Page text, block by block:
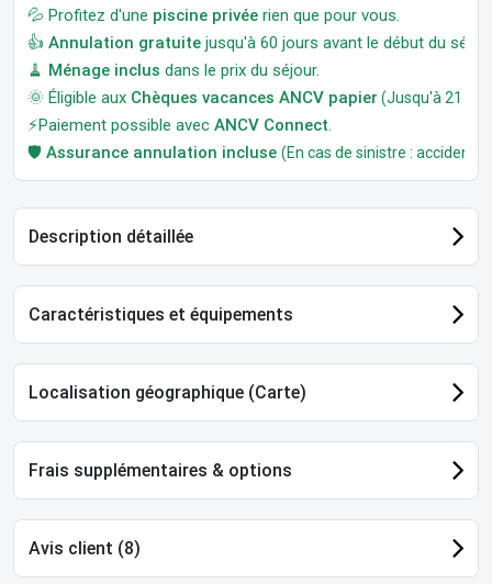
💦 Profitez d'une piscine privée rien que pour vous.
👍 Annulation gratuite jusqu'à 60 jours avant le début du
🧹 Ménage inclus dans le prix du séjour.
🌞 Éligible aux Chèques vacances ANCV papier (Jusqu'à 21
⚡Paiement possible avec ANCV Connect
🛡️ Assurance annulation incluse (En cas de sinistre : accident,
Description détaillée
Caractéristiques et équipements
Localisation géographique (Carte)
Frais supplémentaires & options
Avis client (8)